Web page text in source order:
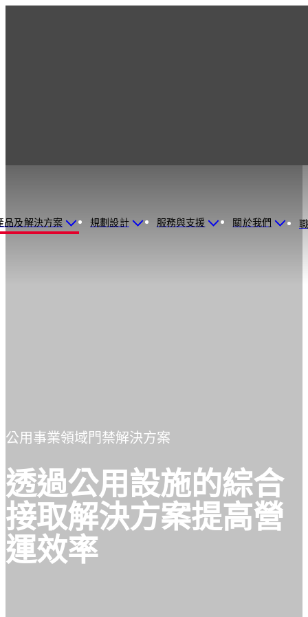
品及解決方案 規劃設計 服務與支援 關於我們
公用事業領域門禁解決方案
透過公用設施的綜合
接取解決方案提高營
運效率